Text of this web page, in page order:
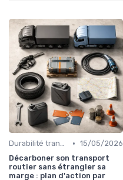
Durabilité transport • 15/05/2026
Décarboner son transport
routier sans étrangler sa
marge : plan d'action par